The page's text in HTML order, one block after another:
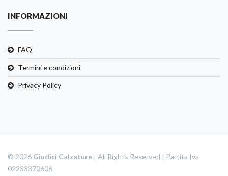
INFORMAZIONI
FAQ
Termini e condizioni
Privacy Policy
© 2026 Giudici Calzature | All Rights Reserved | Partita Iva
02233370606